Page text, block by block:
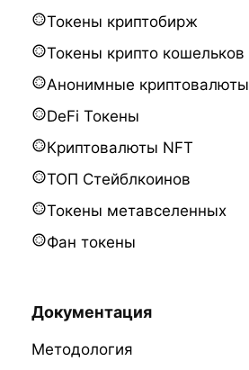
Токены криптобирж
Токены крипто кошельков
Анонимные криптовалюты
DeFi Токены
Криптовалюты NFT
ТОП Стейблкоинов
Токены метавселенных
Фан токены
Документация
Методология